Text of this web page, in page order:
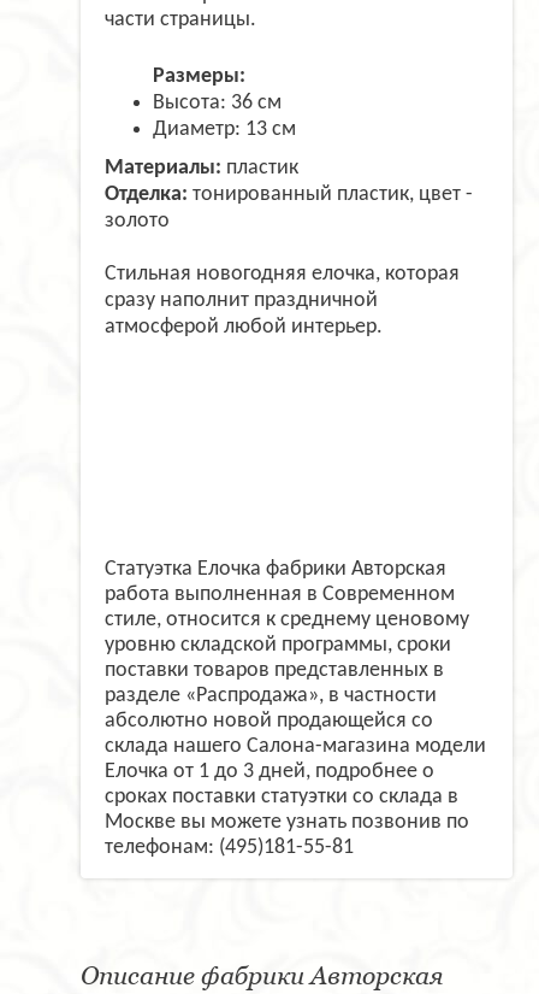
части страницы.
Размеры:
Высота: 36 см
Диаметр: 13 см
Материалы: пластик
Отделка: тонированный пластик, цвет -
золото
Стильная новогодняя елочка, которая
сразу наполнит праздничной
атмосферой любой интерьер.
Статуэтка Елочка фабрики Авторская
работа выполненная в Современном
стиле, относится к среднему ценовому
уровню складской программы, сроки
поставки товаров представленных в
разделе «Распродажа», в частности
абсолютно новой продающейся со
склада нашего Салона-магазина модели
Елочка от 1 до 3 дней, подробнее о
сроках поставки статуэтки со склада в
Москве вы можете узнать позвонив по
телефонам: (495)181-55-81
Описание фабрики Авторская